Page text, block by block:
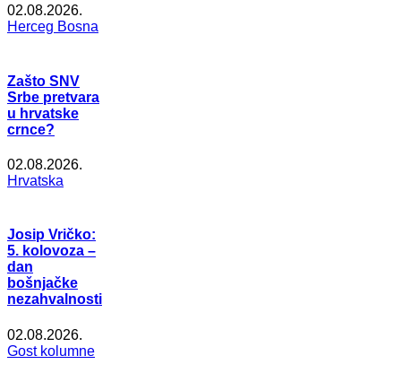
02.08.2026.
Herceg Bosna
Zašto SNV
Srbe pretvara
u hrvatske
crnce?
02.08.2026.
Hrvatska
Josip Vričko:
5. kolovoza –
dan
bošnjačke
nezahvalnosti
02.08.2026.
Gost kolumne